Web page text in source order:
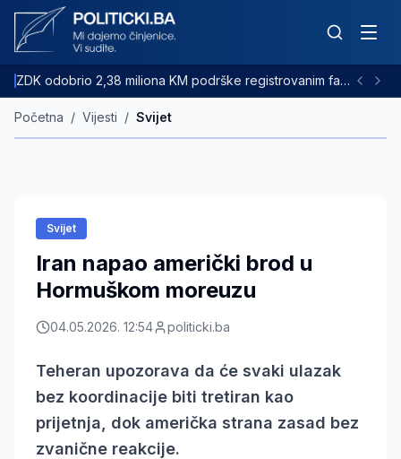
ZDK odobrio 2,38 miliona KM podrške registrovanim farmama goveda
Početna / Vijesti / Svijet
Svijet
Iran napao američki brod u
Hormuškom moreuzu
04.05.2026. 12:54 politicki.ba
Teheran upozorava da će svaki ulazak
bez koordinacije biti tretiran kao
prijetnja, dok američka strana zasad bez
zvanične reakcije.